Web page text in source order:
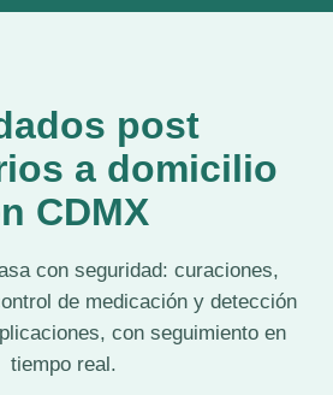
post
a domicilio
CDMX
con seguridad: curaciones,
de medicación y detección
con seguimiento en
tiempo real.